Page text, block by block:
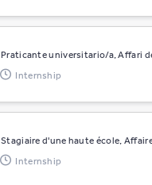
Praticante universitario/a, Affari
Internship
Stagiaire d'une haute école,
Internship